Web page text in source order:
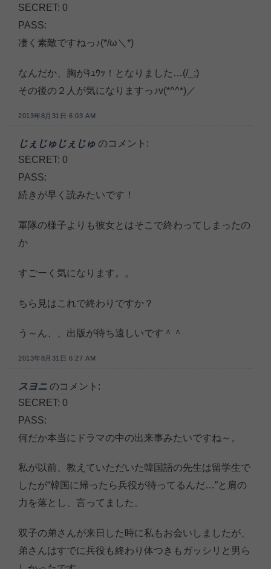
SECRET: 0
PASS:
凄く素敵ですねっ♪(*/ω＼*)
なんだか、胸がｷｭｳｯ！となりました…(/_;)
その後の２人が気になりますっ♪v(*^^*)／
2013年8月31日 6:03 AM
じぇじゅじぇじゅ のコメント:
SECRET: 0
PASS:
続きが早く読みたいです！
軍隊の様子よりも彼女とはそこで終わってしまったの
か
すごーく気になります。。
ちら見はこれで終わりですか？
う～ん、、出版が待ち遠しいです＾＾
2013年8月31日 6:27 AM
スヨニ のコメント:
SECRET: 0
PASS:
何だか本当にドラマの中の出来事みたいですね～。
私が以前、教えていただいた韓国語の先生は留学生で
したが“韓国に帰ったら兵役が待ってるんだ…”と肩の
力を落とし、言ってました。
双子の弟さんが来日した時に私もお会いしましたが、
弟さんはすでに兵役も終わり体つきもガッシリと男ら